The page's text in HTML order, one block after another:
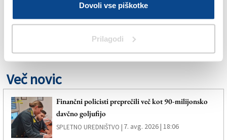
Dovoli vse piškotke
Prilagodi
ZUNANJA POLITIKA
Več novic
Finančni policisti preprečili več kot 90-milijonsko
davčno goljufijo
SPLETNO UREDNIŠTVO | 7. avg. 2026 | 18:06